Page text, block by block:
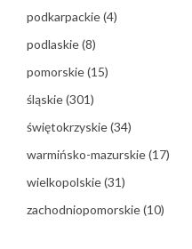
podkarpackie(4)
podlaskie(8)
pomorskie(15)
śląskie(301)
świętokrzyskie(34)
warmińsko-mazurskie(17)
wielkopolskie(31)
zachodniopomorskie(10)